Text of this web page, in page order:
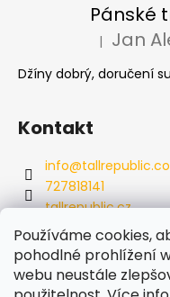
Používáme cookies,
pohodlné prohlížení
webu neustále
Hodnocení
| Jan
Džíny dobrý, doručení
Kontakt
info@
727818141
tallrepublic.cz
tallrepublic.cz/
727818141